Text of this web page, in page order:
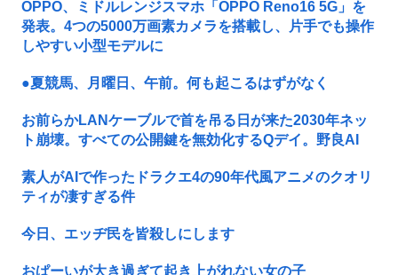
OPPO、ミドルレンジスマホ「OPPO Reno16 5G」を
発表。4つの5000万画素カメラを搭載し、片手でも操作
しやすい小型モデルに
●夏競馬、月曜日、午前。何も起こるはずがなく
お前らかLANケーブルで首を吊る日が来た2030年ネッ
ト崩壊。すべての公開鍵を無効化するQデイ。野良AI
素人がAIで作ったドラクエ4の90年代風アニメのクオリ
ティが凄すぎる件
今日、エッヂ民を皆殺しにします
おぱーいが大き過ぎて起き上がれない女の子